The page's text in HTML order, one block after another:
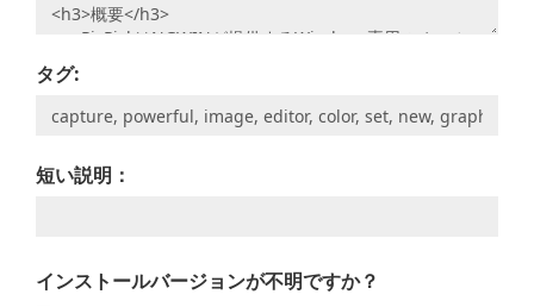
タグ:
短い説明：
インストールバージョンが不明ですか？